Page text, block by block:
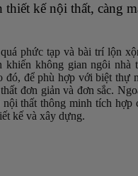
thiết kế nội thất, càng
phức tạp và bài trí lộn
khiến không gian ngôi nhà
đó, để phù hợp với biệt thự
đơn giản và đơn sắc.
thất thông minh tích hợp
kế và xây dựng.